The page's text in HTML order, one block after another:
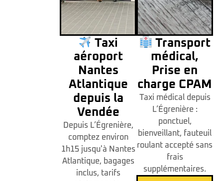
Taxi
aéroport
Nantes
Atlantique
depuis la
Vendée
Depuis L’Égrenière,
comptez environ
1h15 jusqu'à Nantes
Atlantique, bagages
inclus, tarifs
Transport
médical,
Prise en
charge CPAM
Taxi médical depuis
L’Égrenière :
ponctuel,
bienveillant, fauteuil
roulant accepté sans
frais
supplémentaires.